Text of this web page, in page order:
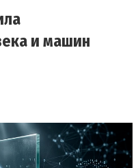
и машин